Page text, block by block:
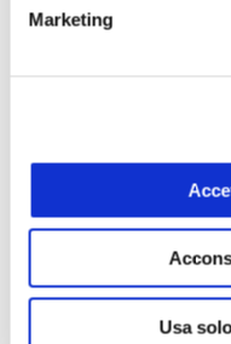
Marketing
Usa
Piaggio